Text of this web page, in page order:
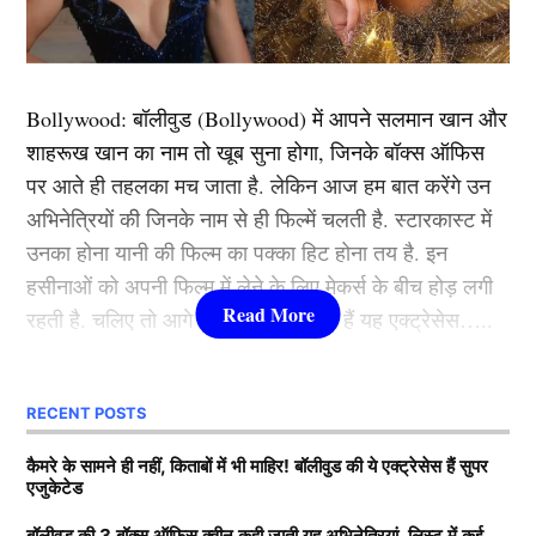
टी20 असाइनमेंट होगा। ऐसे में संभावना जताई जा रही है कि कई
खिलाड़ियों की स्क्वाड में वापसी हो सकती है। कप्तान सूर्यकुमार
आजमाना चाहेंगे।
यह भी पढ़ें:चैंपियंस ट्रॉफी खत्म होते ही BCCI लेगी बड़ा एक्शन,
इन 6 खिलाड़ियों को सेंट्रल कॉन्ट्रैक्ट से करेंगी बाहर!
CSK के इन तीन खिलाड़ियों को मौका
किंग्स के कुछ खिलाड़ियों की वापसी हो सकती है। फ्रेंचाइजी के
कप्तान रुतुराज गायकवाड़ लम्बे समय से भारतीय जर्सी में नजर
नहीं आए हैं, लेकिन उन्हें मौका देने का यह सबसे सही मौका होगा।
Bollywood:बॉलीवुड (Bollywood)में आपने सलमान खान और
शाहरूख खान का नाम तो खूब सुना होगा, जिनके बॉक्स ऑफिस
पर आते ही तहलका मच जाता है. लेकिन आज हम बात करेंगे उन
अभिनेत्रियों की जिनके नाम से ही फिल्में चलती है. स्टारकास्ट में
उनका होना यानी की फिल्म का पक्का हिट होना तय है. इन
हसीनाओं को अपनी फिल्म में लेने के लिए मेकर्स के बीच होड़ लगी
रहती है. चलिए तो आगे जानते हैं कौन-कौन हैं यह एक्ट्रेसेस…..
1.दीपिका पादुकोण ( Deepika
Padukone)
RECENT POSTS
कैमरे के सामने ही नहीं, किताबों में भी माहिर! बॉलीवुड की ये एक्ट्रेसेस हैं सुपर
एजुकेटेड